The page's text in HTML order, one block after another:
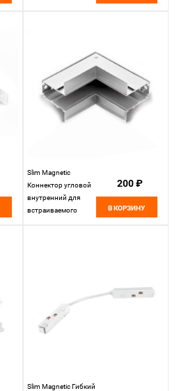
Slim Magnetic
Коннектор угловой
внутренний для
встраиваемого
200 ₽
В КОРЗИНУ
Slim Magnetic Гибкий